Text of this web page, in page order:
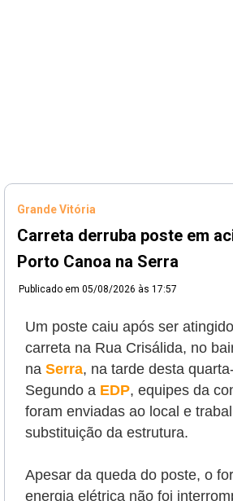
Grande Vitória
Carreta derruba poste em
Porto Canoa na Serra
Publicado em 05/08/2026 às 17:57
Um poste caiu após ser
carreta na Rua Crisálida, no
na Serra, na tarde desta
Segundo a EDP, equipes da
foram enviadas ao local e
substituição da estrutura.
Apesar da queda do poste, o
energia elétrica não foi